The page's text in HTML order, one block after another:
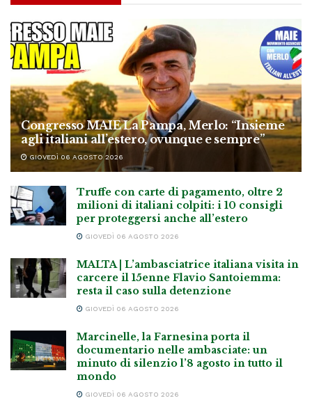
Congresso MAIE La Pampa, Merlo: “Insieme
agli italiani all’estero, ovunque e sempre”
GIOVEDÌ 06 AGOSTO 2026
Truffe con carte di pagamento, oltre 2
milioni di italiani colpiti: i 10 consigli
per proteggersi anche all’estero
GIOVEDÌ 06 AGOSTO 2026
MALTA | L’ambasciatrice italiana visita in
carcere il 15enne Flavio Santoiemma:
resta il caso sulla detenzione
GIOVEDÌ 06 AGOSTO 2026
Marcinelle, la Farnesina porta il
documentario nelle ambasciate: un
minuto di silenzio l’8 agosto in tutto il
mondo
GIOVEDÌ 06 AGOSTO 2026